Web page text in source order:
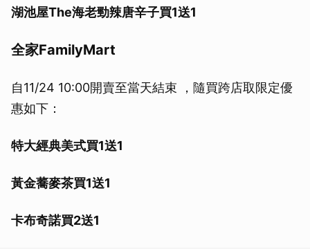
湖池屋The海老勁辣唐辛子買1送1
全家FamilyMart
自11/24 10:00開賣至當天結束 ，隨買跨店取限定優
惠如下：
特大經典美式買1送1
黃金蕎麥茶買1送1
卡布奇諾買2送1